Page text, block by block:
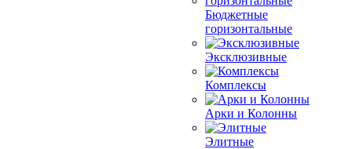
Бюджетные
горизонтальные
Эксклюзивные
Комплексы
Арки и Колонны
Элитные